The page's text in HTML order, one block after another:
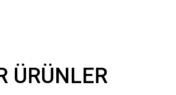
ÜRÜNLER